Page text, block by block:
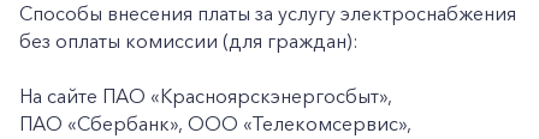
Способы внесения платы за услугу электроснабжения
без оплаты комиссии (для граждан):
На сайте ПАО «Красноярскэнергосбыт»,
ПАО «Сбербанк», ООО «Телекомсервис»,